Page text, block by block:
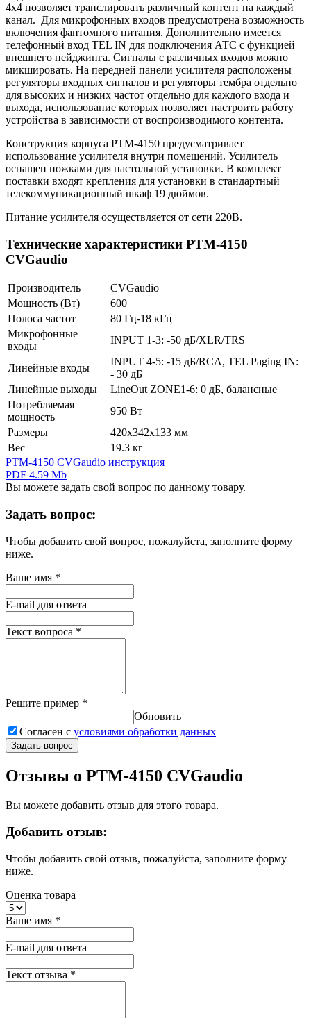
4х4 позволяет транслировать различный контент на каждый
канал. Для микрофонных входов предусмотрена возможность
включения фантомного питания. Дополнительно имеется
телефонный вход TEL IN для подключения АТС с функцией
внешнего пейджинга. Сигналы с различных входов можно
микшировать. На передней панели усилителя расположены
регуляторы входных сигналов и регуляторы тембра отдельно
для высоких и низких частот отдельно для каждого входа и
выхода, использование которых позволяет настроить работу
устройства в зависимости от воспроизводимого контента.
Конструкция корпуса PTM-4150 предусматривает
использование усилителя внутри помещений. Усилитель
оснащен ножками для настольной установки. В комплект
поставки входят крепления для установки в стандартный
телекоммуникационный шкаф 19 дюймов.
Питание усилителя осуществляется от сети 220В.
Технические характеристики PTM-4150
CVGaudio
Производитель
CVGaudio
Мощность (Вт)
600
Полоса частот
80 Гц-18 кГц
Микрофонные
входы
INPUT 1-3: -50 дБ/XLR/TRS
Линейные входы
INPUT 4-5: -15 дБ/RCA, TEL Paging IN:
- 30 дБ
Линейные выходы
LineOut ZONE1-6: 0 дБ, балансные
Потребляемая
мощность
950 Вт
Размеры
420х342х133 мм
Вес
19.3 кг
PTM-4150 CVGaudio инструкция
PDF 4.59 Mb
Вы можете задать свой вопрос по данному товару.
Задать вопрос:
Чтобы добавить свой вопрос, пожалуйста, заполните форму
ниже.
Ваше имя *
E-mail для ответа
Текст вопроса *
Решите пример *
Обновить
Согласен с условиями обработки данных
Задать вопрос
Отзывы о PTM-4150 CVGaudio
Вы можете добавить отзыв для этого товара.
Добавить отзыв:
Чтобы добавить свой отзыв, пожалуйста, заполните форму
ниже.
Оценка товара
Ваше имя *
E-mail для ответа
Текст отзыва *